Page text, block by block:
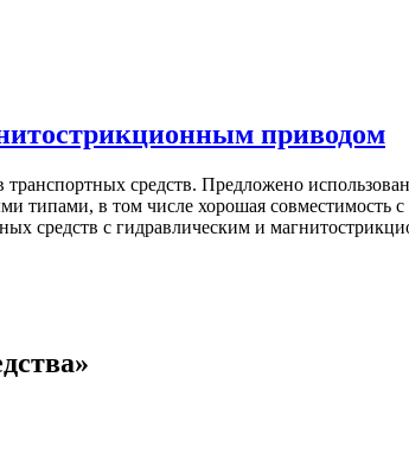
приводом
средств. Предложено
типами, в том числе хорошая совместимость
средств с гидравлическим и